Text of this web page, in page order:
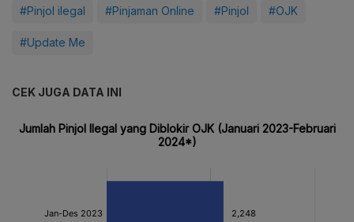
#Pinjol ilegal #Pinjaman Online #Pinjol #OJK
#Update Me
CEK JUGA DATA INI